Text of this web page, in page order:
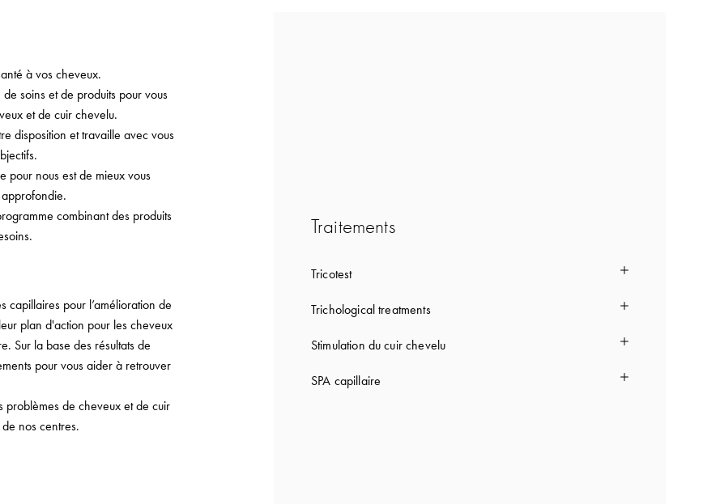
à vos cheveux.
soins et de produits pour vous
et de cuir chevelu.
disposition et travaille avec vous
pour nous est de mieux vous
combinant des produits
capillaires pour l’amélioration de
plan d'action pour les cheveux
Sur la base des résultats de
pour vous aider à retrouver
problèmes de cheveux et de cuir
nos centres.
Traitements
Tricotest
Trichological treatments
Stimulation du cuir chevelu
SPA capillaire